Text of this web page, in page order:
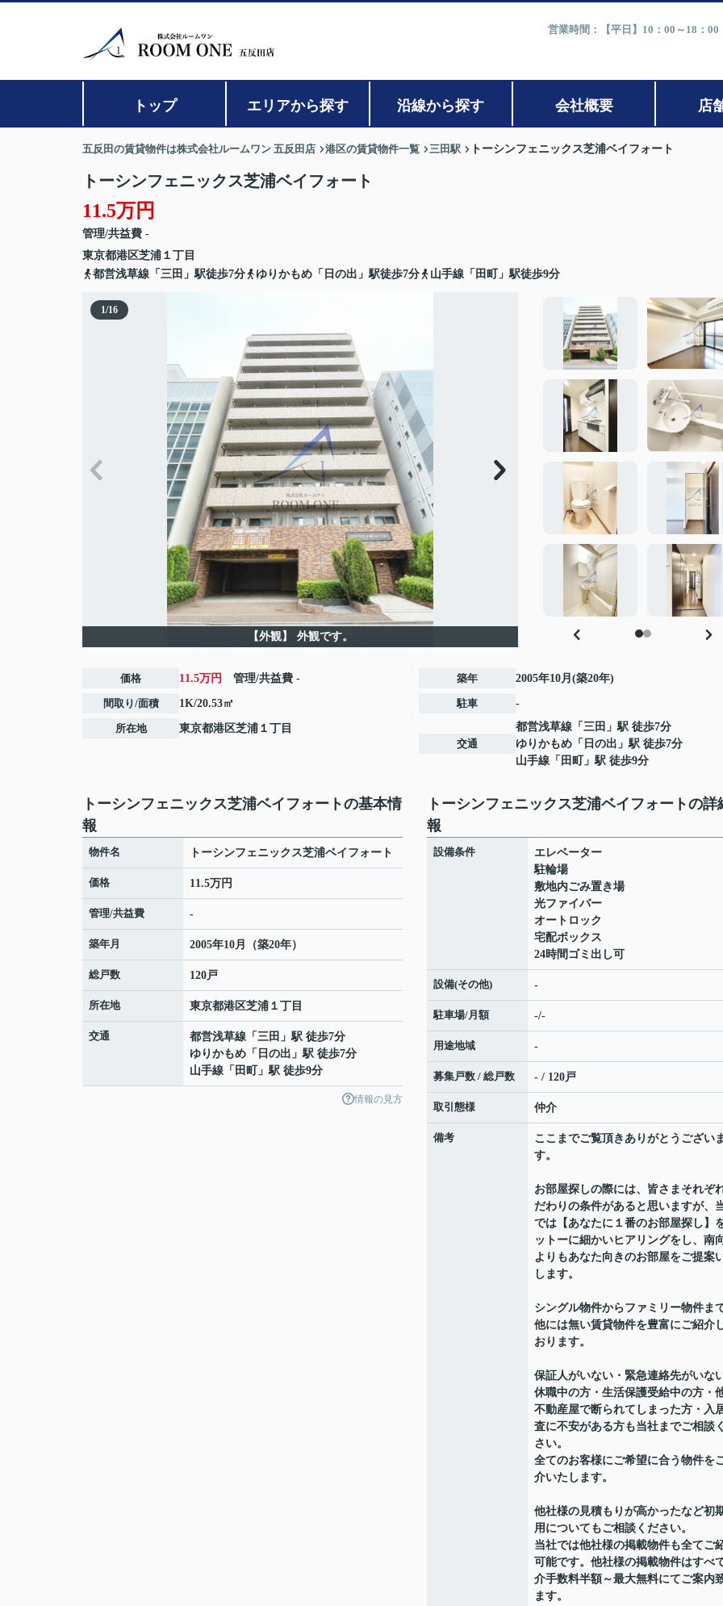
営業時間：【平日】10：00～18：
トップ エリアから探す 沿線から探す 会社概要 店
五反田の賃貸物件は株式会社ルームワン 五反田店 港区の賃貸物件一覧 三田駅 トーシンフェニックス芝浦ベイフォート
トーシンフェニックス芝浦ベイフォート
11.5万円
管理/共益費 -
東京都港区芝浦 １丁目
都営浅草線「三田」駅徒歩7分
ゆりかもめ「日の出」駅徒歩7分 山手線「田町」駅徒歩9分
1/16
【外観】 外観です。
価格 11.5万円 管理/共益費 -
間取り/面積 1K/20.53㎡
所在地 東京都港区芝浦 １丁目
築年 2005年10月(築20年)
駐車 -
交通
都営浅草線 「 三田 」駅 徒歩7分
ゆりかもめ 「 日の出 」駅 徒歩7分
山手線 「 田町 」駅 徒歩9分
トーシンフェニックス芝浦ベイフォートの基本情
報
物件名 トーシンフェニックス芝浦ベイフォート
価格 11.5万円
管理/共益費 -
築年月 2005年10月（築20年）
総戸数 120戸
所在地 東京都港区芝浦 １丁目
交通 都営浅草線 「 三田 」駅 徒歩7分
ゆりかもめ 「 日の出 」駅 徒歩7分
山手線 「 田町 」駅 徒歩9分
情報の見方
トーシンフェニックス芝浦ベイフォートの詳
報
設備条件
エレベーター
駐輪場
敷地内ごみ置き場
光ファイバー
オートロック
宅配ボックス
24時間ゴミ出し可
設備(その他) -
駐車場/月額 -/-
用途地域 -
募集戸数 / 総戸数 - / 120戸
取引態様 仲介
備考
ここまでご覧頂きありがとうござい
す。
お部屋探しの際には、皆さまそれぞ
だわりの条件があると思いますが、
では【あなたに１番のお部屋探し】
ットーに細かいヒアリングをし、南
よりもあなた向きのお部屋をご提案
します。
シングル物件からファミリー物件ま
他には無い賃貸物件を豊富にご紹介
おります。
保証人がいない・緊急連絡先がいな
休職中の方・生活保護受給中の方・
不動産屋で断られてしまった方・入
査に不安がある方も当社までご相談
さい。
全てのお客様にご希望に合う物件を
介いたします。
他社様の見積もりが高かったなど初
用についてもご相談ください。
当社では他社様の掲載物件も全てご
可能です。他社様の掲載物件はすべ
介手数料半額～最大無料にてご案内
ます。